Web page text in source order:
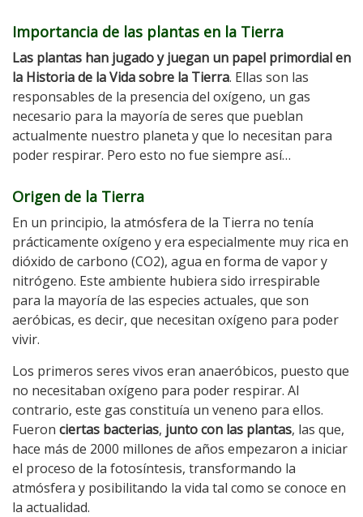
Importancia de las plantas en la Tierra
Las plantas han jugado y juegan un papel primordial en
la Historia de la Vida sobre la Tierra. Ellas son las
responsables de la presencia del oxígeno, un gas
necesario para la mayoría de seres que pueblan
actualmente nuestro planeta y que lo necesitan para
poder respirar. Pero esto no fue siempre así…
Origen de la Tierra
En un principio, la atmósfera de la Tierra no tenía
prácticamente oxígeno y era especialmente muy rica en
dióxido de carbono (CO2), agua en forma de vapor y
nitrógeno. Este ambiente hubiera sido irrespirable
para la mayoría de las especies actuales, que son
aeróbicas, es decir, que necesitan oxígeno para poder
vivir.
Los primeros seres vivos eran anaeróbicos, puesto que
no necesitaban oxígeno para poder respirar. Al
contrario, este gas constituía un veneno para ellos.
Fueron ciertas bacterias, junto con las plantas, las que,
hace más de 2000 millones de años empezaron a iniciar
el proceso de la fotosíntesis, transformando la
atmósfera y posibilitando la vida tal como se conoce en
la actualidad.